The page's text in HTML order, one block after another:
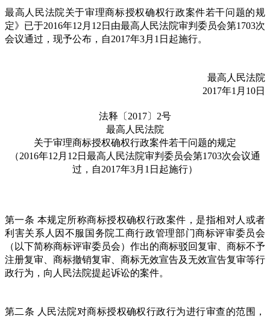
最高人民法院关于审理商标授权确权行政案件若干问题的规
定》已于2016年12月12日由最高人民法院审判委员会第1703次
会议通过，现予公布，自2017年3月1日起施行。
最高人民法院
2017年1月10日
法释〔2017〕2号
最高人民法院
关于审理商标授权确权行政案件若干问题的规定
（2016年12月12日最高人民法院审判委员会第1703次会议通
过，自2017年3月1日起施行）
第一条 本规定所称商标授权确权行政案件，是指相对人或者
利害关系人因不服国务院工商行政管理部门商标评审委员会
（以下简称商标评审委员会）作出的商标驳回复审、商标不予
注册复审、商标撤销复审、商标无效宣告及无效宣告复审等行
政行为，向人民法院提起诉讼的案件。
第二条 人民法院对商标授权确权行政行为进行审查的范围，